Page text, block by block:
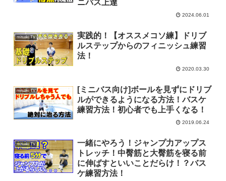
ニバス上達
2024.06.01
mituaki TV
実践的！【オススメコソ練】ドリブ
ルステップからのフィニッシュ練習
法！
2020.03.30
mituaki TV
[ミニバス向け]ボールを見ずにドリブ
ルができるようになる方法！バスケ
練習方法！初心者でも上手くなる！
2019.06.24
mituaki TV
一緒にやろう！ジャンプ力アップス
トレッチ！中臀筋と大臀筋を寝る前
に伸ばすといいことだらけ！？バス
ケ練習方法！